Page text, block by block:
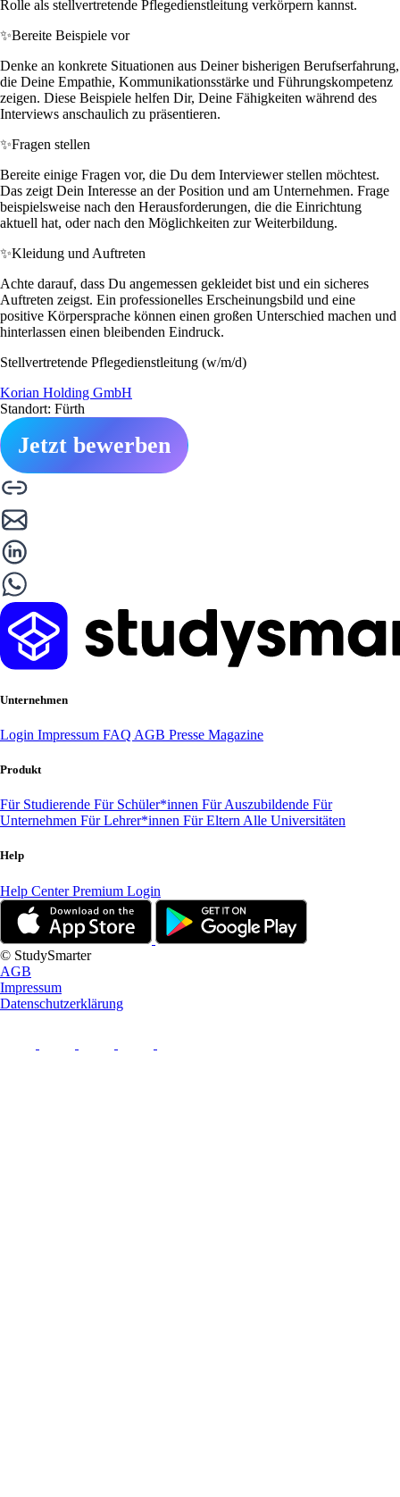
Rolle als stellvertretende Pflegedienstleitung verkörpern kannst.
✨Bereite Beispiele vor
Denke an konkrete Situationen aus Deiner bisherigen Berufserfahrung,
die Deine Empathie, Kommunikationsstärke und Führungskompetenz
zeigen. Diese Beispiele helfen Dir, Deine Fähigkeiten während des
Interviews anschaulich zu präsentieren.
✨Fragen stellen
Bereite einige Fragen vor, die Du dem Interviewer stellen möchtest.
Das zeigt Dein Interesse an der Position und am Unternehmen. Frage
beispielsweise nach den Herausforderungen, die die Einrichtung
aktuell hat, oder nach den Möglichkeiten zur Weiterbildung.
✨Kleidung und Auftreten
Achte darauf, dass Du angemessen gekleidet bist und ein sicheres
Auftreten zeigst. Ein professionelles Erscheinungsbild und eine
positive Körpersprache können einen großen Unterschied machen und
hinterlassen einen bleibenden Eindruck.
Stellvertretende Pflegedienstleitung (w/m/d)
Korian Holding GmbH
Standort: Fürth
Jetzt bewerben
Unternehmen
Login Impressum FAQ AGB Presse Magazine
Produkt
Für Studierende Für Schüler*innen Für Auszubildende Für
Unternehmen Für Lehrer*innen Für Eltern Alle Universitäten
Help
Help CenterPremium Login
© StudySmarter
AGB
Impressum
Datenschutzerklärung